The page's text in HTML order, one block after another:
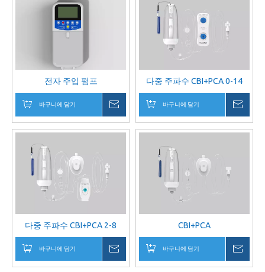
전자 주입 펌프
바구니에 담기 귀하의 메시지
다중 주파수 CBI+PCA 0-14
바구니에 담기
다중 주파수 CBI+PCA 2-8
바구니에 담기 귀하의 메시지
CBI+PCA
바구니에 담기